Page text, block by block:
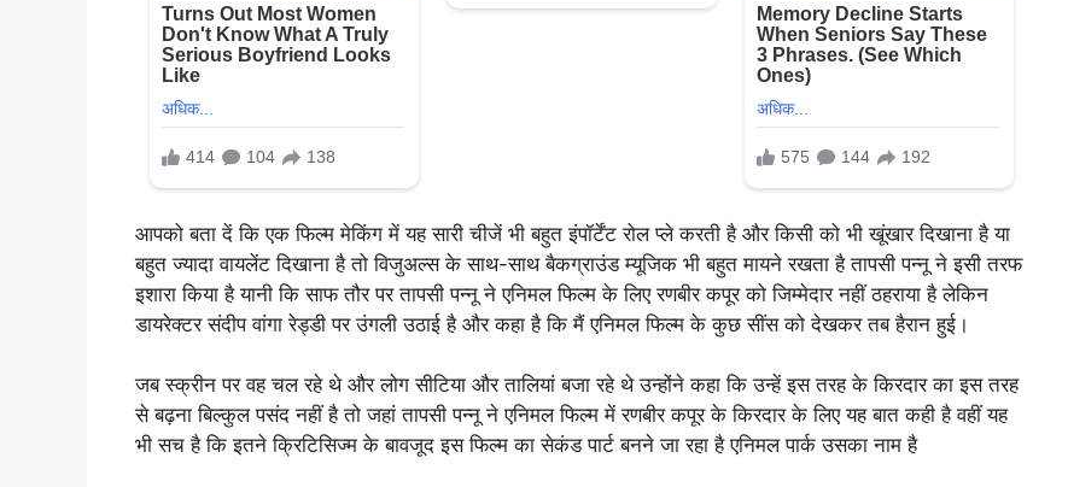
आपको बता दें कि एक फिल्म मेकिंग में यह सारी चीजें भी बहुत इंपॉर्टेंट रोल प्ले करती है और किसी को भी खूंखार दिखाना है या
बहुत ज्यादा वायलेंट दिखाना है तो विजुअल्स के साथ-साथ बैकग्राउंड म्यूजिक भी बहुत मायने रखता है तापसी पन्नू ने इसी तरफ
इशारा किया है यानी कि साफ तौर पर तापसी पन्नू ने एनिमल फिल्म के लिए रणबीर कपूर को जिम्मेदार नहीं ठहराया है लेकिन
डायरेक्टर संदीप वांगा रेड्डी पर उंगली उठाई है और कहा है कि मैं एनिमल फिल्म के कुछ सींस को देखकर तब हैरान हुई।
जब स्क्रीन पर वह चल रहे थे और लोग सीटिया और तालियां बजा रहे थे उन्होंने कहा कि उन्हें इस तरह के किरदार का इस तरह
से बढ़ना बिल्कुल पसंद नहीं है तो जहां तापसी पन्नू ने एनिमल फिल्म में रणबीर कपूर के किरदार के लिए यह बात कही है वहीं यह
भी सच है कि इतने क्रिटिसिज्म के बावजूद इस फिल्म का सेकंड पार्ट बनने जा रहा है एनिमल पार्क उसका नाम है